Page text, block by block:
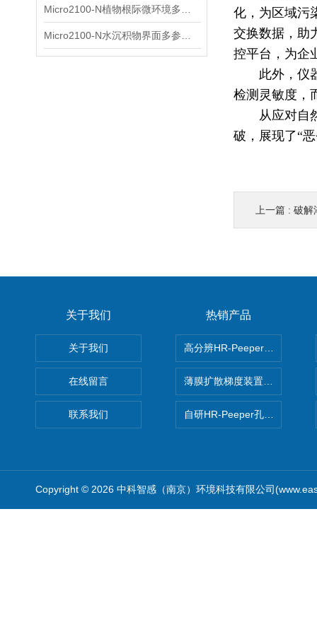
化，为区域污
交换数据，助
控平台，为企
此外，仪
检测灵敏度，
从应对自
破，展现了“
上一篇 : 破解湖
关于我们
关于我们
在线留言
联系我们
热销产品
高分辨HR-Peeper采样器孔隙
薄膜扩散梯度装置 Agl DGT
自研HR-Peeper孔隙水采样器
Copyright © 2026 中科智感（南京）环境科技有限公司